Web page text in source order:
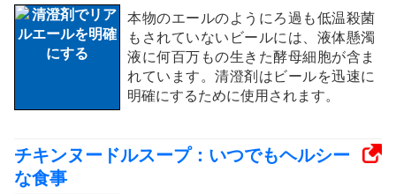
本物のエールのようにろ過も低温殺菌
もされていないビールには、液体懸濁
液に何百万もの生きた酵母細胞が含ま
れています。清澄剤はビールを迅速に
明確にするために使用されます。
チキンヌードルスープ：いつでもヘルシー
な食事